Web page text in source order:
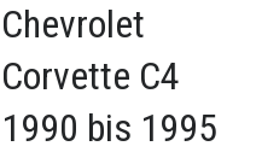
Chevrolet
Corvette C4
1990 bis 1995